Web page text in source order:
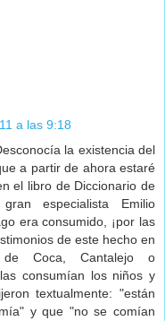
a las 9:18
la existencia del
a partir de ahora estaré
el libro de Diccionario de
especialista Emilio
era consumido, ¡por las
de este hecho en
de Coca, Cantalejo o
consumían los niños y
textualmente: "están
y que "no se comían